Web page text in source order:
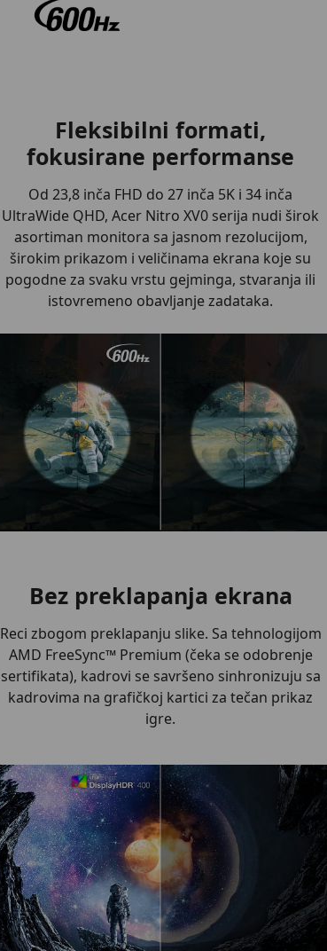
Fleksibilni formati,
fokusirane performanse
Od 23,8 inča FHD do 27 inča 5K i 34 inča
UltraWide QHD, Acer Nitro XV0 serija nudi širok
asortiman monitora sa jasnom rezolucijom,
širokim prikazom i veličinama ekrana koje su
pogodne za svaku vrstu gejminga, stvaranja ili
istovremeno obavljanje zadataka.
Bez preklapanja ekrana
Reci zbogom preklapanju slike. Sa tehnologijom
AMD FreeSync™ Premium (čeka se odobrenje
sertifikata), kadrovi se savršeno sinhronizuju sa
kadrovima na grafičkoj kartici za tečan prikaz
igre.